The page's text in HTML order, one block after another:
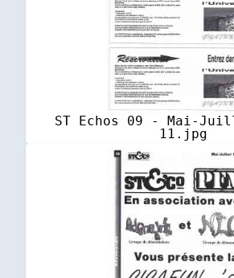
ST Echos 09 - Mai-
11.jpg